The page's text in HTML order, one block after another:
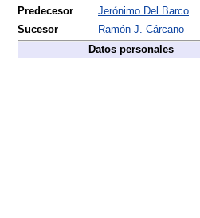
Predecesor
Jerónimo Del Barco
Sucesor
Ramón J. Cárcano
Datos personales